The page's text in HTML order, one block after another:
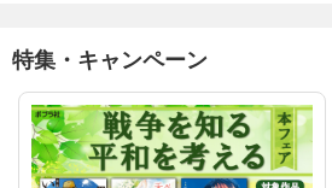
特集・キャンペーン